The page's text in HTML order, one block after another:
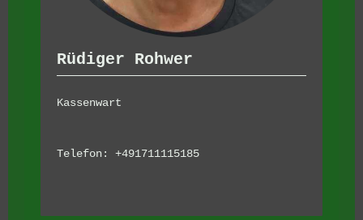
Rüdiger Rohwer
Kassenwart
Telefon: +491711115185